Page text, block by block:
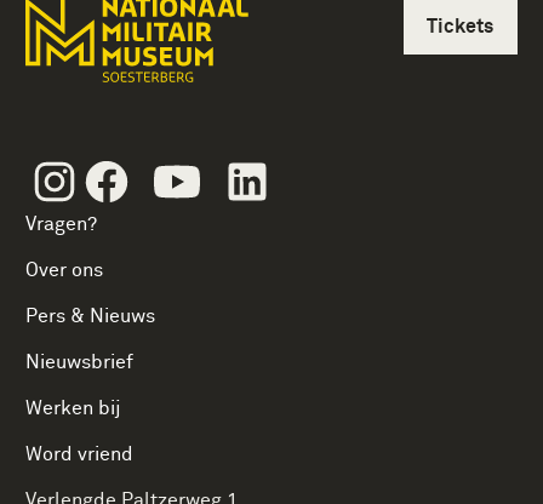
InstagramFacebookYoutube
Vragen?
Over ons
Pers & Nieuws
Nieuwsbrief
Werken bij
Word vriend
Tickets